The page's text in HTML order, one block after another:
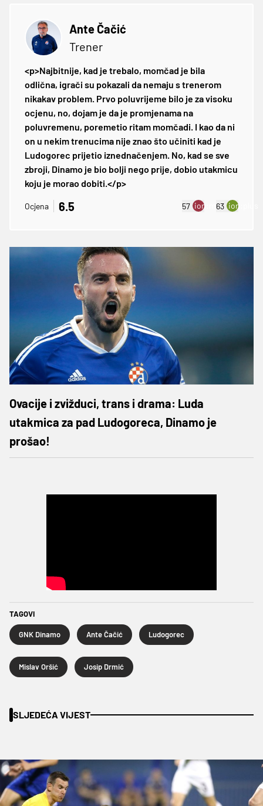
Ante Čačić
Trener
<p>Najbitnije, kad je trebalo, momčad je bila
odlična, igrači su pokazali da nemaju s trenerom
nikakav problem. Prvo poluvrijeme bilo je za visoku
ocjenu, no, dojam je da je promjenama na
poluvremenu, poremetio ritam momčadi. I kao da ni
on u nekim trenucima nije znao što učiniti kad je
Ludogorec prijetio iznednačenjem. No, kad se sve
zbroji, Dinamo je bio bolji nego prije, dobio utakmicu
koju je morao dobiti.</p>
Ocjena 6.5 57 ion:minus
63 ion:plus
Ovacije i zvižduci, trans i drama: Luda
utakmica za pad Ludogoreca, Dinamo je
prošao!
TAGOVI
GNK Dinamo Ante Čačić Ludogorec
Mislav Oršić Josip Drmić
SLJEDEĆA VIJEST